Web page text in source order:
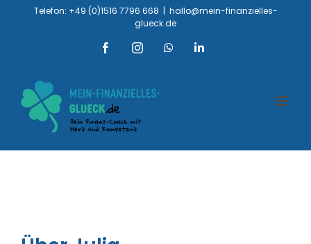
Telefon: +49 (0)1516 7796 668 | hallo@mein-finanzielles-
glueck.de
FacebookInstagramWhatsAppLinkedIn